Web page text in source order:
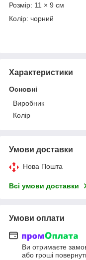
Розмір: 11 × 9 см
Колір: чорний
Характеристики
Основні
Виробник
Колір
Умови доставки
Нова Пошта
Всі умови доставки
Умови оплати
Ви отримаєте
або гроші